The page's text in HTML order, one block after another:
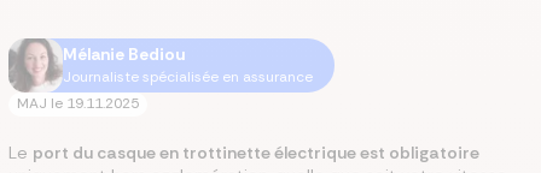
Mélanie Bediou
Journaliste spécialisée en assurance
MAJ le 19.11.2025
Le port du casque en trottinette électrique est obligatoire